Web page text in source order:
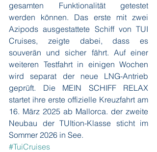
gesamten Funktionalität getestet
werden können. Das erste mit zwei
Azipods ausgestattete Schiff von TUI
Cruises, zeigte dabei, dass es
souverän und sicher fährt. Auf einer
weiteren Testfahrt in einigen Wochen
wird separat der neue LNG-Antrieb
geprüft. Die MEIN SCHIFF RELAX
startet ihre erste offizielle Kreuzfahrt am
16. März 2025 ab Mallorca. der zweite
Neubau der TUItion-Klasse sticht im
Sommer 2026 in See.
#TuiCruises